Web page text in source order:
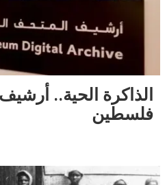
الذاكرة الحية..
فلسطين